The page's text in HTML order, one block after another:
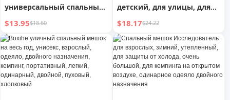
универсальный спальный
мешок для взрослых
$13.95$18.60
детский, для улицы, для
обеденного перерыва,
внутренний,
защищающий от пинков,
для студентов,
грязезащитный, на весь
год, нейтральный, весна-
$18.17$24.22